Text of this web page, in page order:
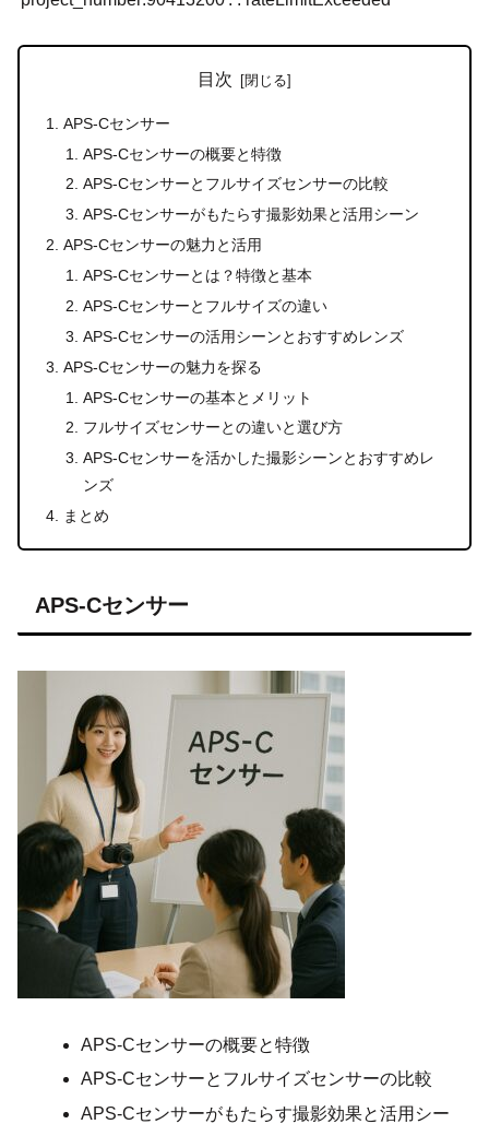
目次
APS-Cセンサー
APS-Cセンサーの概要と特徴
APS-Cセンサーとフルサイズセンサーの比較
APS-Cセンサーがもたらす撮影効果と活用シーン
APS-Cセンサーの魅力と活用
APS-Cセンサーとは？特徴と基本
APS-Cセンサーとフルサイズの違い
APS-Cセンサーの活用シーンとおすすめレンズ
APS-Cセンサーの魅力を探る
APS-Cセンサーの基本とメリット
フルサイズセンサーとの違いと選び方
APS-Cセンサーを活かした撮影シーンとおすすめレ
ンズ
まとめ
APS-Cセンサー
APS-Cセンサーの概要と特徴
APS-Cセンサーとフルサイズセンサーの比較
APS-Cセンサーがもたらす撮影効果と活用シー